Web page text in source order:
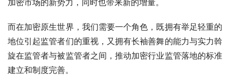
而在加密原生世界，我们需要一个角色，既拥有举足轻重的
地位引起监管者们的重视，又拥有长袖善舞的能力与实力斡
旋在监管者与被监管者之间，推动加密行业监管落地的标准
建立和制度完善。